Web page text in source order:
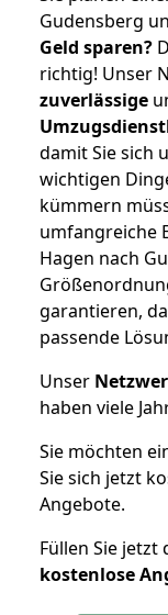
Gudensberg
Geld sparen?
richtig! Unser
zuverlässige
damit Sie sich
wichtigen
kümmern
umfangreiche
Hagen nach
garantieren,
passende
Unser
haben viele
Sie möchten
Sie sich jetzt
Angebote.
Füllen Sie jetzt
kostenlose